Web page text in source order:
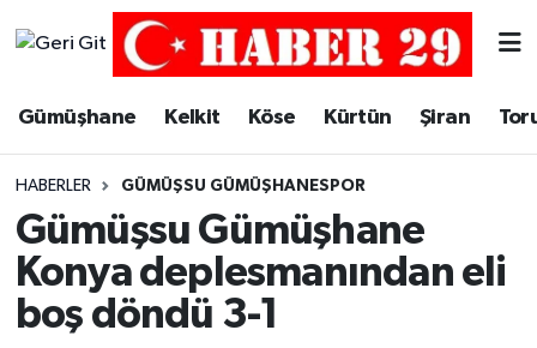
Gümüşhane Kelkit Köse Kürtün Şiran
HABERLER GÜMÜŞSU GÜMÜŞHANESPOR
Gümüşsu Gümüşhane
Konya deplesmanından eli
boş döndü 3-1
Merkez Trafik Yoğunluk Haritası
Süper Lig Puan Durumu ve Fikstür
Tüm Manşetler
Son Dakika Haberleri